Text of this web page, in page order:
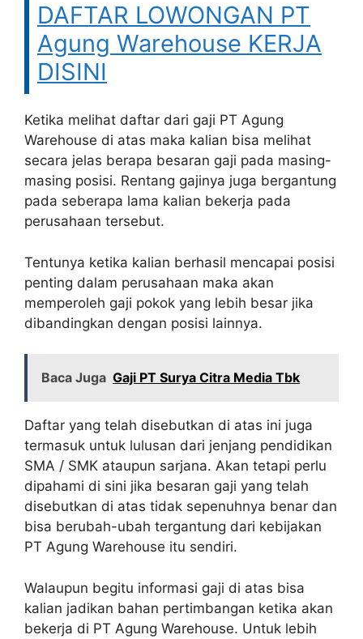
DAFTAR LOWONGAN PT
Agung Warehouse KERJA
DISINI
Ketika melihat daftar dari gaji PT Agung
Warehouse di atas maka kalian bisa melihat
secara jelas berapa besaran gaji pada masing-
masing posisi. Rentang gajinya juga bergantung
pada seberapa lama kalian bekerja pada
perusahaan tersebut.
Tentunya ketika kalian berhasil mencapai posisi
penting dalam perusahaan maka akan
memperoleh gaji pokok yang lebih besar jika
dibandingkan dengan posisi lainnya.
Baca Juga Gaji PT Surya Citra Media Tbk
Daftar yang telah disebutkan di atas ini juga
termasuk untuk lulusan dari jenjang pendidikan
SMA / SMK ataupun sarjana. Akan tetapi perlu
dipahami di sini jika besaran gaji yang telah
disebutkan di atas tidak sepenuhnya benar dan
bisa berubah-ubah tergantung dari kebijakan
PT Agung Warehouse itu sendiri.
Walaupun begitu informasi gaji di atas bisa
kalian jadikan bahan pertimbangan ketika akan
bekerja di PT Agung Warehouse. Untuk lebih